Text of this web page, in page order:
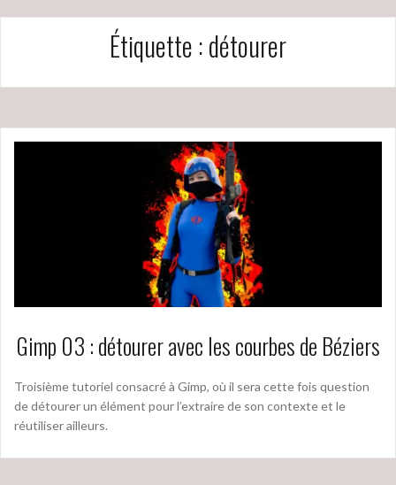
Étiquette :détourer
Gimp 03 : détourer avec les courbes de Béziers
Troisième tutoriel consacré à Gimp, où il sera cette fois question
de détourer un élément pour l’extraire de son contexte et le
réutiliser ailleurs.